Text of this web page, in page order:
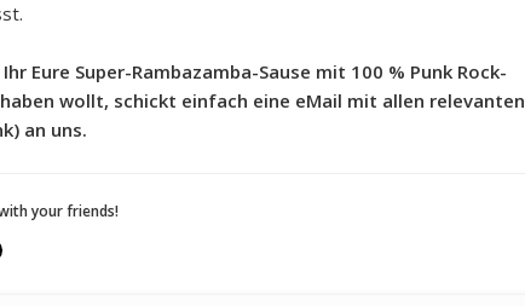
Eure Super-Rambazamba-Sause mit 100 % Punk Rock-
wollt, schickt einfach eine eMail mit allen relevanten
an uns.
your friends!